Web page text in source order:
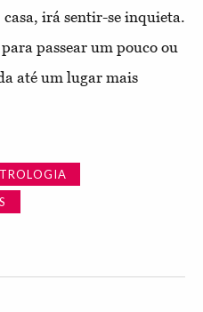
casa, irá sentir-se inquieta.
passear um pouco ou
até um lugar mais